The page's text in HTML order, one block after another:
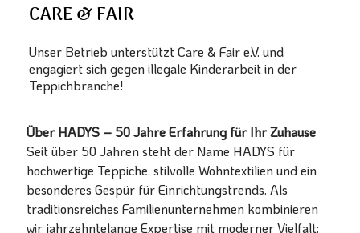
CARE & FAIR
Unser Betrieb unterstützt Care & Fair e.V. und
engagiert sich gegen illegale Kinderarbeit in der
Teppichbranche!
Über HADYS – 50 Jahre Erfahrung für Ihr Zuhause
Seit über 50 Jahren steht der Name HADYS für
hochwertige Teppiche, stilvolle Wohntextilien und ein
besonderes Gespür für Einrichtungstrends. Als
traditionsreiches Familienunternehmen kombinieren
wir jahrzehntelange Expertise mit moderner Vielfalt: